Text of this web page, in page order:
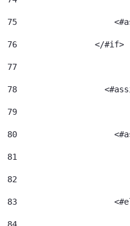
75
76
                </#if>
77
78
79
80
81
82
83
84